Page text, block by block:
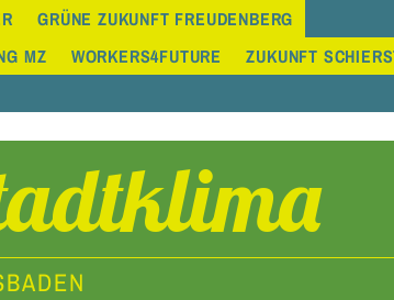
GRÜNE ZUKUNFT FREUDENBERG
MZ WORKERS4FUTURE
ZUKUNFT